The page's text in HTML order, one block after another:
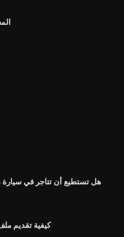
هل تستطيع أن تتاجر في سيارة
كيفية تقديم